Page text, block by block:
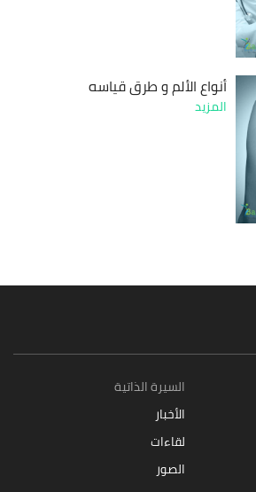
أنواع الألم و طرق قياسه
المزيد
السيرة الذاتية
الأخبار
لقاءات
الصور